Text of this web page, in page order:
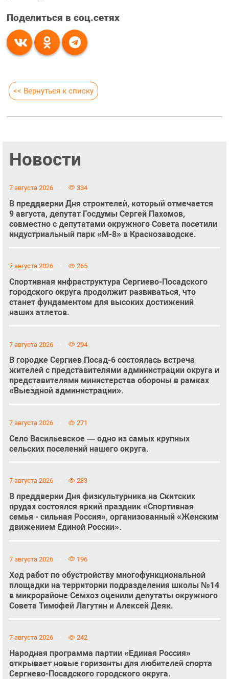
Поделиться в соц.сетях
<< Вернуться к списку
Новости
7 августа 2026 334
В преддверии Дня строителей, который отмечается
9 августа, депутат Госдумы Сергей Пахомов,
совместно с депутатами окружного Совета посетили
индустриальный парк «М-8» в Краснозаводске.
7 августа 2026 265
Спортивная инфраструктура Сергиево-Посадского
городского округа продолжит развиваться, что
станет фундаментом для высоких достижений
наших атлетов.
7 августа 2026 294
В городке Сергиев Посад-6 состоялась встреча
жителей с представителями администрации округа и
представителями министерства обороны в рамках
«Выездной администрации».
7 августа 2026 271
Село Васильевское — одно из самых крупных
сельских поселений нашего округа.
7 августа 2026 283
В преддверии Дня физкультурника на Скитских
прудах состоялся яркий праздник «Спортивная
семья - сильная Россия», организованный «Женским
движением Единой России».
7 августа 2026 196
Ход работ по обустройству многофункциональной
площадки на территории подразделения школы №14
в микрорайоне Семхоз оценили депутаты окружного
Совета Тимофей Лагутин и Алексей Деяк.
7 августа 2026 242
Народная программа партии «Единая Россия»
открывает новые горизонты для любителей спорта
Сергиево-Посадского городского округа.